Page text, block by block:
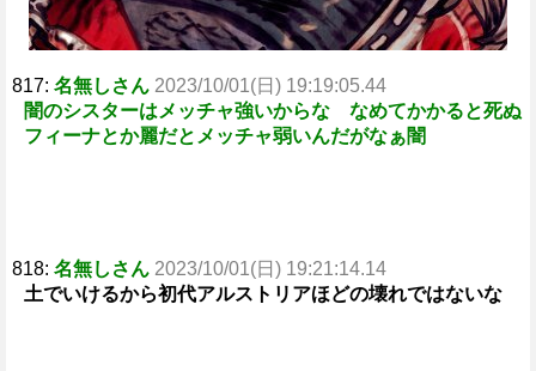
817: 名無しさん 2023/10/01(日) 19:19:05.44
闇のシスターはメッチャ強いからな なめてかかると死ぬ
フィーナとか麗だとメッチャ弱いんだがなぁ闇
818: 名無しさん 2023/10/01(日) 19:21:14.14
土でいけるから初代アルストリアほどの壊れではないな